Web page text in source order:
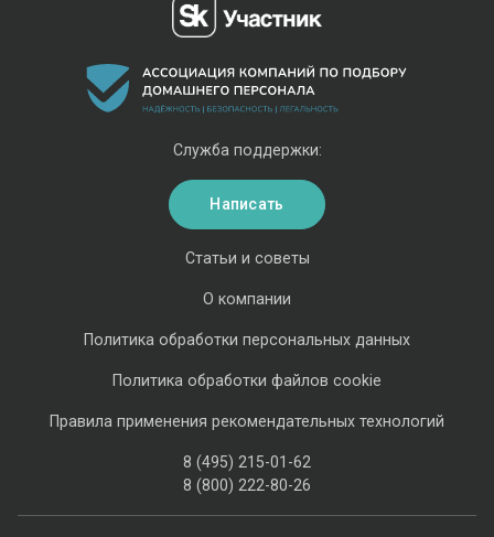
Статьи и советы
О компании
Политика обработки персональных данных
Политика обработки файлов cookie
Правила применения рекомендательных технологий
8 (495) 215-01-62
8 (800) 222-80-26
Служба поддержки:
Написать